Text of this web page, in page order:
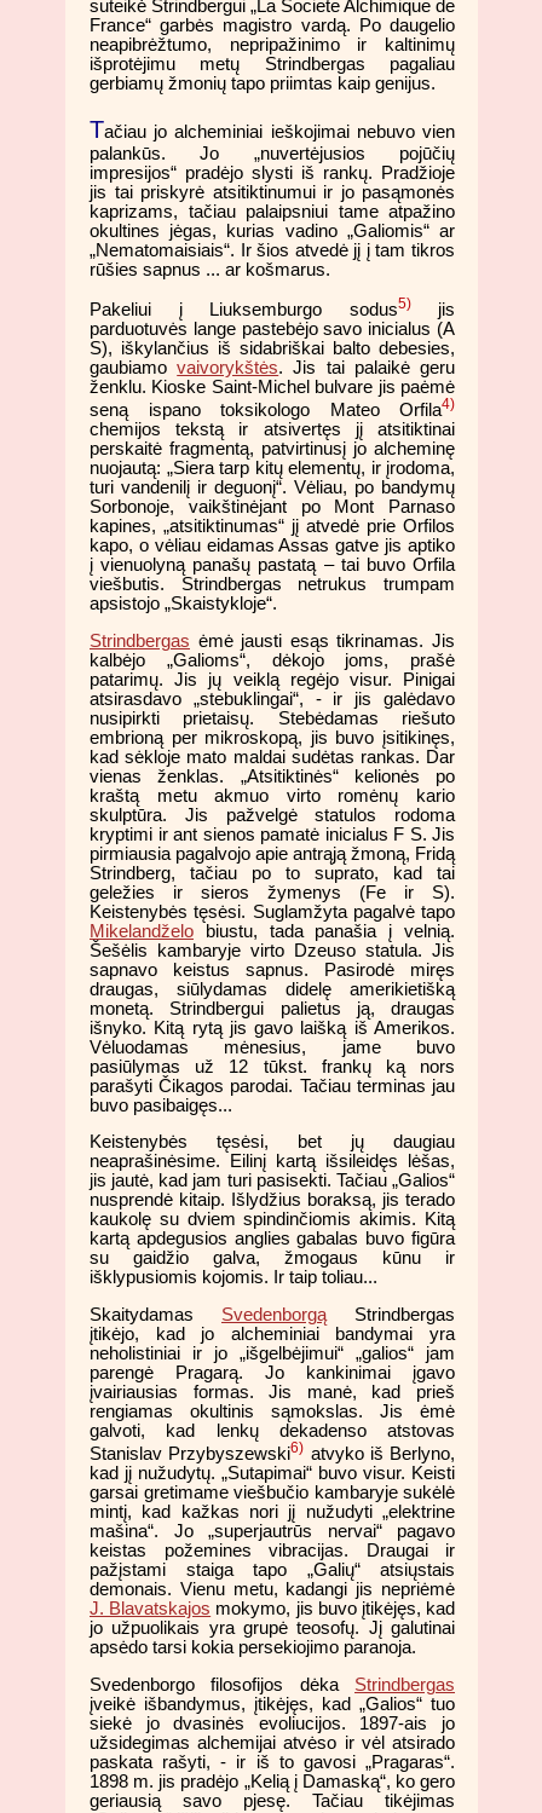
suteikė Strindbergui „La Societe Alchimique de
France“ garbės magistro vardą. Po daugelio
neapibrėžtumo, nepripažinimo ir kaltinimų
išprotėjimu metų Strindbergas pagaliau
gerbiamų žmonių tapo priimtas kaip genijus.
Tačiau jo alcheminiai ieškojimai nebuvo vien
palankūs. Jo „nuvertėjusios pojūčių
impresijos“ pradėjo slysti iš rankų. Pradžioje
jis tai priskyrė atsitiktinumui ir jo pasąmonės
kaprizams, tačiau palaipsniui tame atpažino
okultines jėgas, kurias vadino „Galiomis“ ar
„Nematomaisiais“. Ir šios atvedė jį į tam tikros
rūšies sapnus ... ar košmarus.
Pakeliui į Liuksemburgo sodus5)jis
parduotuvės lange pastebėjo savo inicialus (A
S), iškylančius iš sidabriškai balto debesies,
gaubiamovaivorykštės. Jis tai palaikė geru
ženklu. Kioske Saint-Michel bulvare jis paėmė
seną ispano toksikologo Mateo Orfila4)
chemijos tekstą ir atsivertęs jį atsitiktinai
perskaitė fragmentą, patvirtinusį jo alcheminę
nuojautą: „Siera tarp kitų elementų, ir įrodoma,
turi vandenilį ir deguonį“. Vėliau, po bandymų
Sorbonoje, vaikštinėjant po Mont Parnaso
kapines, „atsitiktinumas“ jį atvedė prie Orfilos
kapo, o vėliau eidamas Assas gatve jis aptiko
į vienuolyną panašų pastatą – tai buvo Orfila
viešbutis. Strindbergas netrukus trumpam
apsistojo „Skaistykloje“.
Strindbergas ėmė jausti esąs tikrinamas. Jis
kalbėjo „Galioms“, dėkojo joms, prašė
patarimų. Jis jų veiklą regėjo visur. Pinigai
atsirasdavo „stebuklingai“, - ir jis galėdavo
nusipirkti prietaisų. Stebėdamas riešuto
embrioną per mikroskopą, jis buvo įsitikinęs,
kad sėkloje mato maldai sudėtas rankas. Dar
vienas ženklas. „Atsitiktinės“ kelionės po
kraštą metu akmuo virto romėnų kario
skulptūra. Jis pažvelgė statulos rodoma
kryptimi ir ant sienos pamatė inicialus F S. Jis
pirmiausia pagalvojo apie antrąją žmoną, Fridą
Strindberg, tačiau po to suprato, kad tai
geležies ir sieros žymenys (Fe ir S).
Keistenybės tęsėsi. Suglamžyta pagalvė tapo
Mikelandželo biustu, tada panašia į velnią.
Šešėlis kambaryje virto Dzeuso statula. Jis
sapnavo keistus sapnus. Pasirodė miręs
draugas, siūlydamas didelę amerikietišką
monetą. Strindbergui palietus ją, draugas
išnyko. Kitą rytą jis gavo laišką iš Amerikos.
Vėluodamas mėnesius, jame buvo
pasiūlymas už 12 tūkst. frankų ką nors
parašyti Čikagos parodai. Tačiau terminas jau
buvo pasibaigęs...
Keistenybės tęsėsi, bet jų daugiau
neaprašinėsime. Eilinį kartą išsileidęs lėšas,
jis jautė, kad jam turi pasisekti. Tačiau „Galios“
nusprendė kitaip. Išlydžius boraksą, jis terado
kaukolę su dviem spindinčiomis akimis. Kitą
kartą apdegusios anglies gabalas buvo figūra
su gaidžio galva, žmogaus kūnu ir
išklypusiomis kojomis. Ir taip toliau...
Skaitydamas Svedenborgą Strindbergas
įtikėjo, kad jo alcheminiai bandymai yra
neholistiniai ir jo „išgelbėjimui“ „galios“ jam
parengė Pragarą. Jo kankinimai įgavo
įvairiausias formas. Jis manė, kad prieš
rengiamas okultinis sąmokslas. Jis ėmė
galvoti, kad lenkų dekadenso atstovas
Stanislav Przybyszewski6) atvyko iš Berlyno,
kad jį nužudytų. „Sutapimai“ buvo visur. Keisti
garsai gretimame viešbučio kambaryje sukėlė
mintį, kad kažkas nori jį nužudyti „elektrine
mašina“. Jo „superjautrūs nervai“ pagavo
keistas požemines vibracijas. Draugai ir
pažįstami staiga tapo „Galių“ atsiųstais
demonais. Vienu metu, kadangi jis nepriėmė
J. Blavatskajos mokymo, jis buvo įtikėjęs, kad
jo užpuolikais yra grupė teosofų. Jį galutinai
apsėdo tarsi kokia persekiojimo paranoja.
Svedenborgo filosofijos dėka Strindbergas
įveikė išbandymus, įtikėjęs, kad „Galios“ tuo
siekė jo dvasinės evoliucijos. 1897-ais jo
užsidegimas alchemijai atvėso ir vėl atsirado
paskata rašyti, - ir iš to gavosi „Pragaras“.
1898 m. jis pradėjo „Kelią į Damaską“, ko gero
geriausią savo pjesę. Tačiau tikėjimas